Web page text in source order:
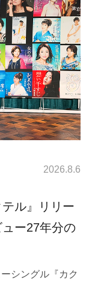
2026.8.6
ル』リリー
ー27年分の
シングル『カク